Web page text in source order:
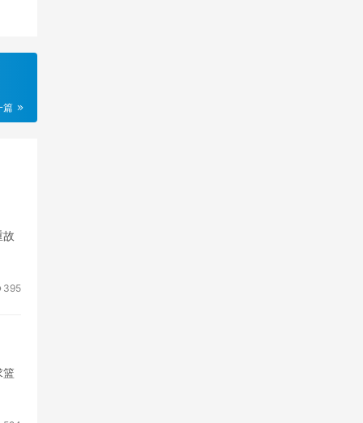
篇
故
395
篮